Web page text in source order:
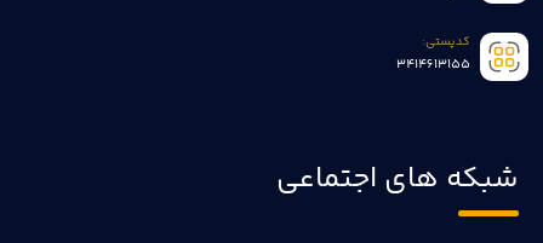
کدپستی:
3414613155
شبکه های اجتماعی